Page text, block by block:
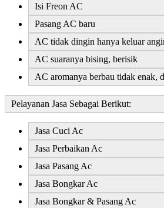
Isi Freon AC
Pasang AC baru
AC tidak dingin hanya keluar
AC suaranya bising, berisik
AC aromanya berbau tidak enak,
Pelayanan Jasa Sebagai Berikut:
Jasa Cuci Ac
Jasa Perbaikan Ac
Jasa Pasang Ac
Jasa Bongkar Ac
Jasa Bongkar & Pasang Ac